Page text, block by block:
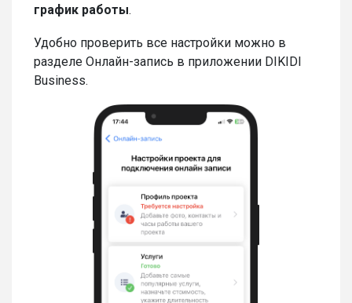
график работы.
Удобно проверить все настройки можно в
разделе Онлайн-запись в приложении DIKIDI
Business.